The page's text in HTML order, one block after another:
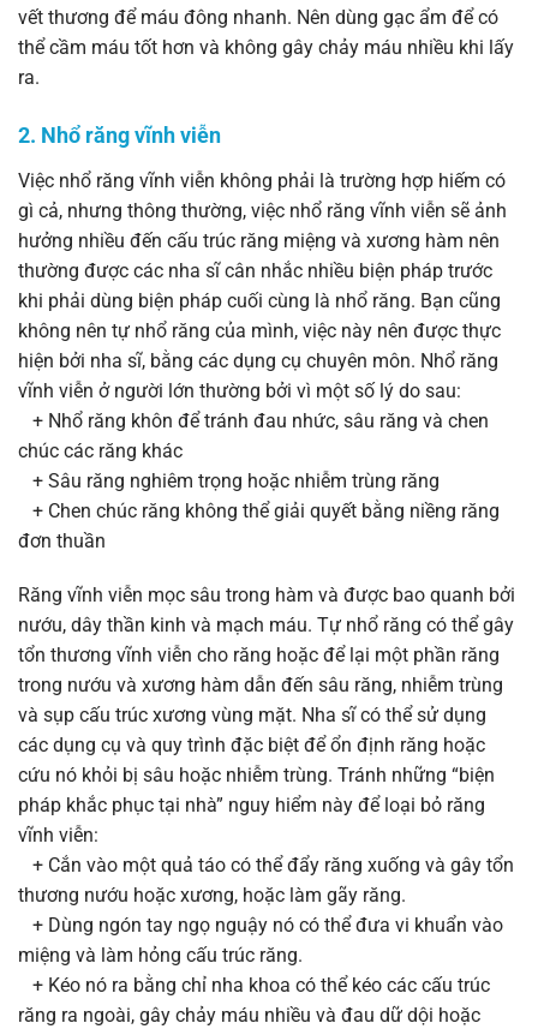
vết thương để máu đông nhanh. Nên dùng gạc ẩm để có
thể cầm máu tốt hơn và không gây chảy máu nhiều khi lấy
ra.
2. Nhổ răng vĩnh viễn
Việc nhổ răng vĩnh viễn không phải là trường hợp hiếm có
gì cả, nhưng thông thường, việc nhổ răng vĩnh viễn sẽ ảnh
hưởng nhiều đến cấu trúc răng miệng và xương hàm nên
thường được các nha sĩ cân nhắc nhiều biện pháp trước
khi phải dùng biện pháp cuối cùng là nhổ răng. Bạn cũng
không nên tự nhổ răng của mình, việc này nên được thực
hiện bởi nha sĩ, bằng các dụng cụ chuyên môn. Nhổ răng
vĩnh viễn ở người lớn thường bởi vì một số lý do sau:
+ Nhổ răng khôn để tránh đau nhức, sâu răng và chen
chúc các răng khác
+ Sâu răng nghiêm trọng hoặc nhiễm trùng răng
+ Chen chúc răng không thể giải quyết bằng niềng răng
đơn thuần
Răng vĩnh viễn mọc sâu trong hàm và được bao quanh bởi
nướu, dây thần kinh và mạch máu. Tự nhổ răng có thể gây
tổn thương vĩnh viễn cho răng hoặc để lại một phần răng
trong nướu và xương hàm dẫn đến sâu răng, nhiễm trùng
và sụp cấu trúc xương vùng mặt. Nha sĩ có thể sử dụng
các dụng cụ và quy trình đặc biệt để ổn định răng hoặc
cứu nó khỏi bị sâu hoặc nhiễm trùng. Tránh những “biện
pháp khắc phục tại nhà” nguy hiểm này để loại bỏ răng
vĩnh viễn:
+ Cắn vào một quả táo có thể đẩy răng xuống và gây tổn
thương nướu hoặc xương, hoặc làm gãy răng.
+ Dùng ngón tay ngọ nguậy nó có thể đưa vi khuẩn vào
miệng và làm hỏng cấu trúc răng.
+ Kéo nó ra bằng chỉ nha khoa có thể kéo các cấu trúc
răng ra ngoài, gây chảy máu nhiều và đau dữ dội hoặc